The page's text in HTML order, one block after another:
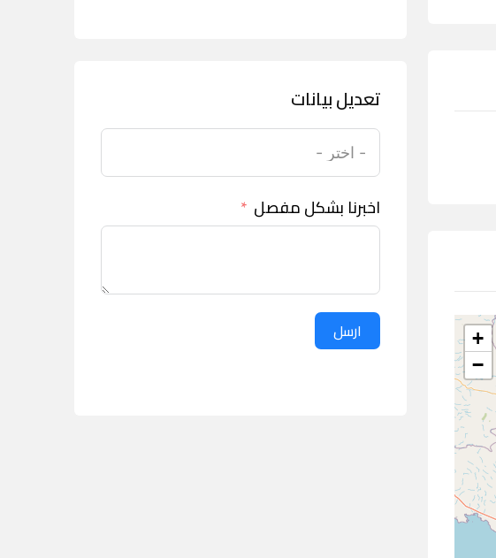
+
−
تعديل بيانات
اخبرنا بشكل مفصل
ارسل